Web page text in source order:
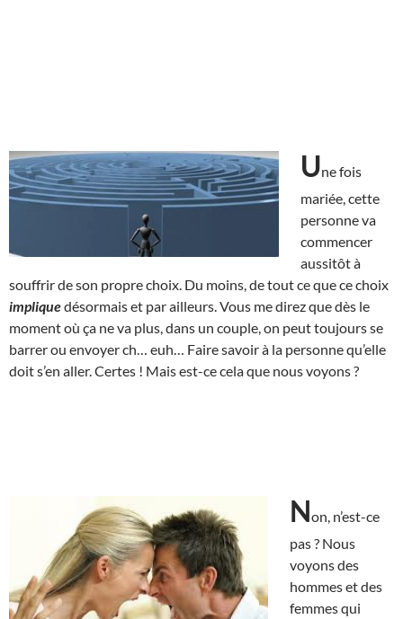
Une fois
mariée, cette
personne va
commencer
aussitôt à
souffrir de son propre choix. Du moins, de tout ce que ce choix
impliquedésormais et par ailleurs. Vous me direz que dès le
moment où ça ne va plus, dans un couple, on peut toujours se
barrer ou envoyer ch… euh… Faire savoir à la personne qu’elle
doit s’en aller. Certes ! Mais est-ce cela que nous voyons ?
Non, n’est-ce
pas ? Nous
voyons des
hommes et des
femmes qui